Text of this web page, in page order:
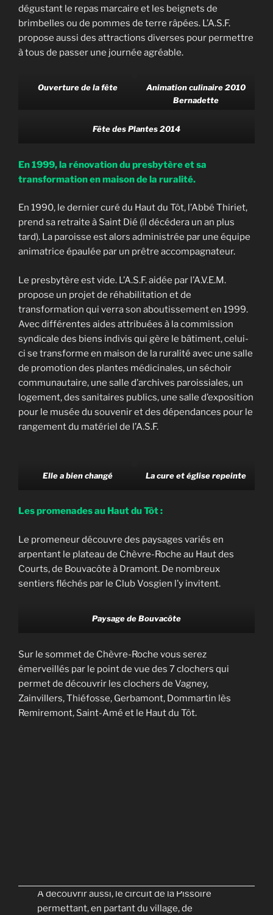
dégustant le repas marcaire et les beignets de
brimbelles ou de pommes de terre râpées. L’A.S.F.
propose aussi des attractions diverses pour permettre
à tous de passer une journée agréable.
Ouverture de la fête
Animation culinaire 2010
Bernadette
Fête des Plantes 2014
En 1999, la rénovation du presbytère et sa
transformation en maison de la ruralité.
En 1990, le dernier curé du Haut du Tôt, l’Abbé Thiriet,
prend sa retraite à Saint Dié (il décédera un an plus
tard). La paroisse est alors administrée par une équipe
animatrice épaulée par un prêtre accompagnateur.
Le presbytère est vide. L’A.S.F. aidée par l’A.V.E.M.
propose un projet de réhabilitation et de
transformation qui verra son aboutissement en 1999.
Avec différentes aides attribuées à la commission
syndicale des biens indivis qui gère le bâtiment, celui-
ci se transforme en maison de la ruralité avec une salle
de promotion des plantes médicinales, un séchoir
communautaire, une salle d’archives paroissiales, un
logement, des sanitaires publics, une salle d’exposition
pour le musée du souvenir et des dépendances pour le
rangement du matériel de l’A.S.F.
Elle a bien changé La cure et église repeinte
Les promenades au Haut du Tôt :
Le promeneur découvre des paysages variés en
arpentant le plateau de Chèvre-Roche au Haut des
Courts, de Bouvacôte à Dramont. De nombreux
sentiers fléchés par le Club Vosgien l’y invitent.
Paysage de Bouvacôte
Sur le sommet de Chèvre-Roche vous serez
émerveillés par le point de vue des 7 clochers qui
permet de découvrir les clochers de Vagney,
Zainvillers, Thiéfosse, Gerbamont, Dommartin lès
Remiremont, Saint-Amé et le Haut du Tôt.
A découvrir aussi, le circuit de la Pissoire
permettant, en partant du village, de